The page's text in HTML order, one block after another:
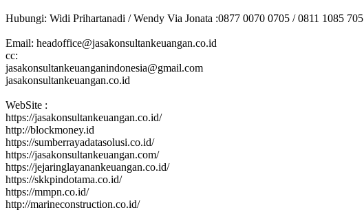
Hubungi: Widi Prihartanadi / Wendy Via Jonata :0877 0070 0705 / 0811 1085 705
Email: headoffice@jasakonsultankeuangan.co.id
cc:
jasakonsultankeuanganindonesia@gmail.com
jasakonsultankeuangan.co.id
WebSite :
https://jasakonsultankeuangan.co.id/
http://blockmoney.id
https://sumberrayadatasolusi.co.id/
https://jasakonsultankeuangan.com/
https://jejaringlayanankeuangan.co.id/
https://skkpindotama.co.id/
https://mmpn.co.id/
http://marineconstruction.co.id/